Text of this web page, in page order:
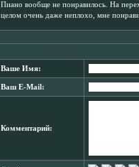
Пиано вообще не понравилось. На
целом очень даже неплохо, мне
Ваше Имя:
Ваш E-Mail:
Комментарий: